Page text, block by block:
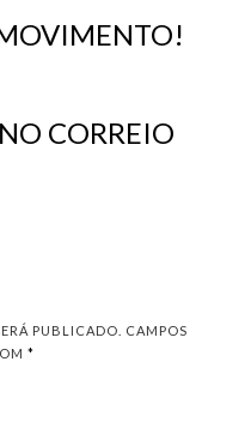
CORREIO
PUBLICADO.
CAMPOS
*